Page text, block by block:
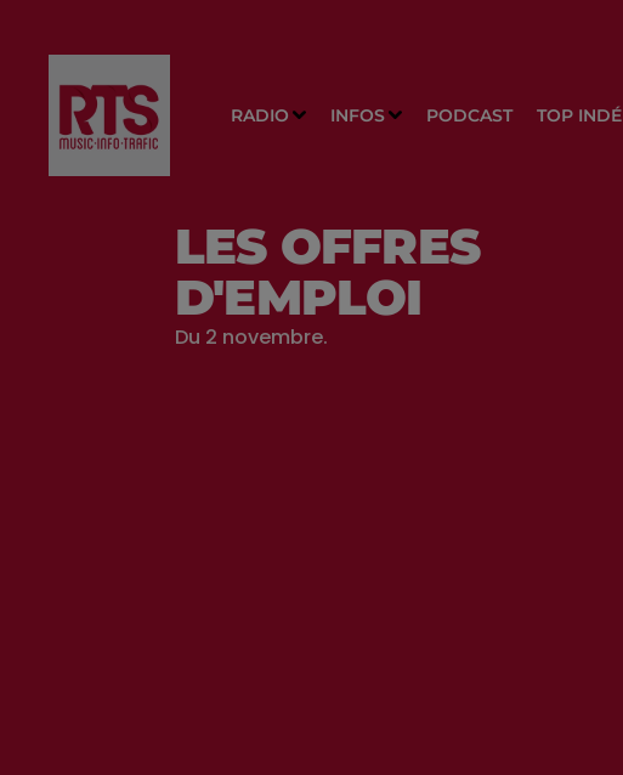
RADIO INFOS PODCAST TOP INDÉ
LES OFFRES
D'EMPLOI
Du 2 novembre.